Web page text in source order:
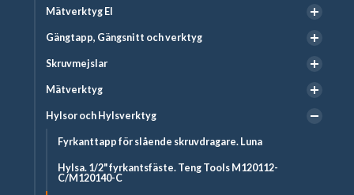
Mätverktyg El
Gängtapp, Gängsnitt och verktyg
Skruvmejslar
Mätverktyg
Hylsor och Hylsverktyg
Fyrkanttapp för slående skruvdragare. Luna
Hylsa. 1/2" fyrkantsfäste. Teng Tools M120112-
C/M120140-C